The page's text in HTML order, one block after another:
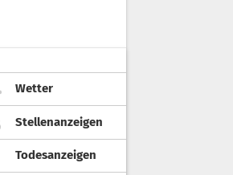
Wetter
Stellenanzeigen
Todesanzeigen